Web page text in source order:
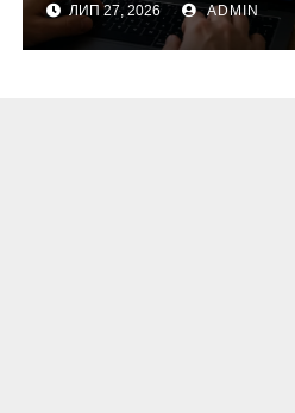
го способу
активації
ЛИП 27, 2026 ADMIN